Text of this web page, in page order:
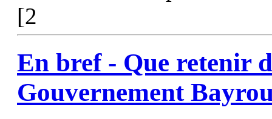
[2
En bref - Que retenir
Gouvernement